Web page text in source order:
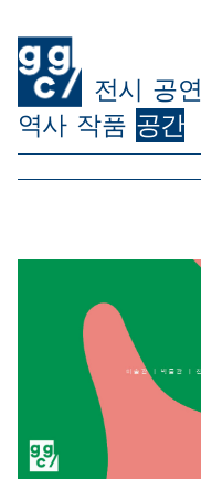
전시 공연
역사 작품 공간
ggc/